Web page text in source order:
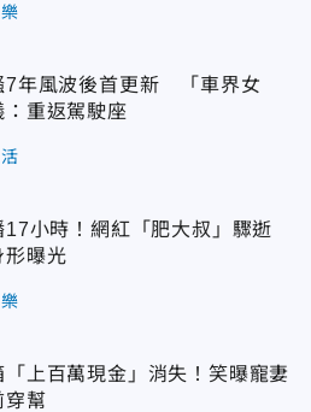
7年風波後首更新 「車界女
：重返駕駛座
17小時！網紅「肥大叔」驟逝
形曝光
「上百萬現金」消失！笑曝寵妻
穿幫